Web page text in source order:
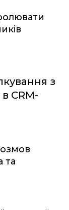
з
CRM-
та